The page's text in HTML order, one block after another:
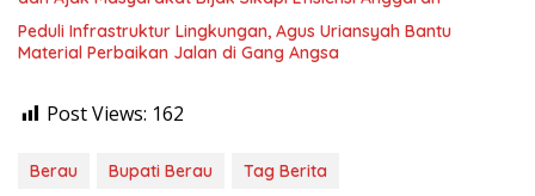
Peduli Infrastruktur Lingkungan, Agus Uriansyah Bantu
Material Perbaikan Jalan di Gang Angsa
Post Views: 162
Berau Bupati Berau Tag Berita